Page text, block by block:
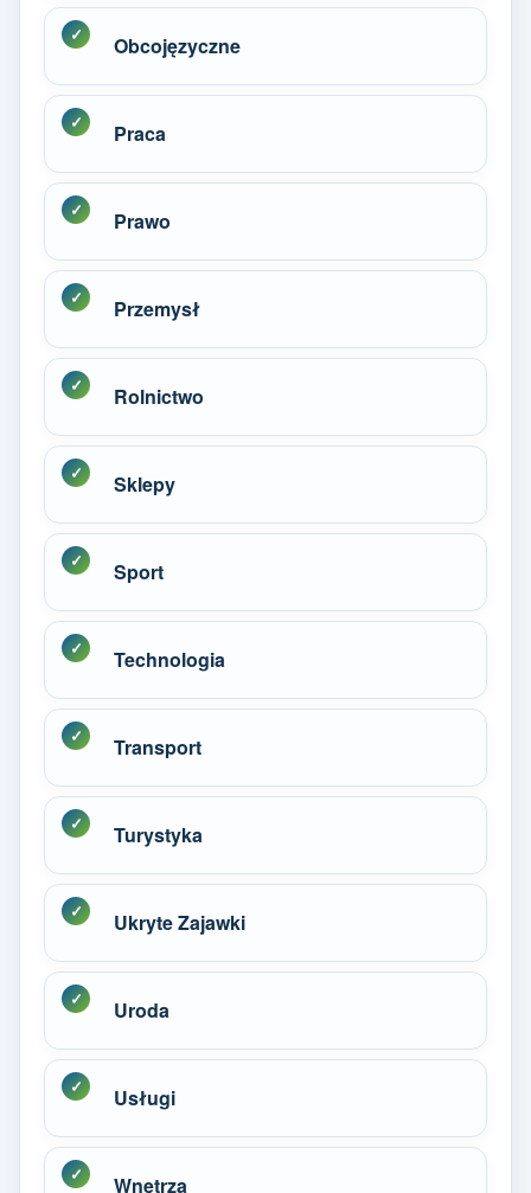
Obcojęzyczne
Praca
Prawo
Przemysł
Rolnictwo
Sklepy
Sport
Technologia
Transport
Turystyka
Ukryte Zajawki
Uroda
Usługi
Wnętrza